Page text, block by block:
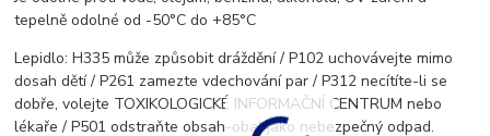
tepelně odolné od -50°C do +85°C
Lepidlo: H335 může způsobit dráždění / P102 uchovávejte mimo
dosah dětí / P261 zamezte vdechování par / P312 necítíte-li se
dobře, volejte TOXIKOLOGICKÉ INFORMAČNÍ CENTRUM nebo
lékaře / P501 odstraňte obsah-obal jako nebezpečný odpad.